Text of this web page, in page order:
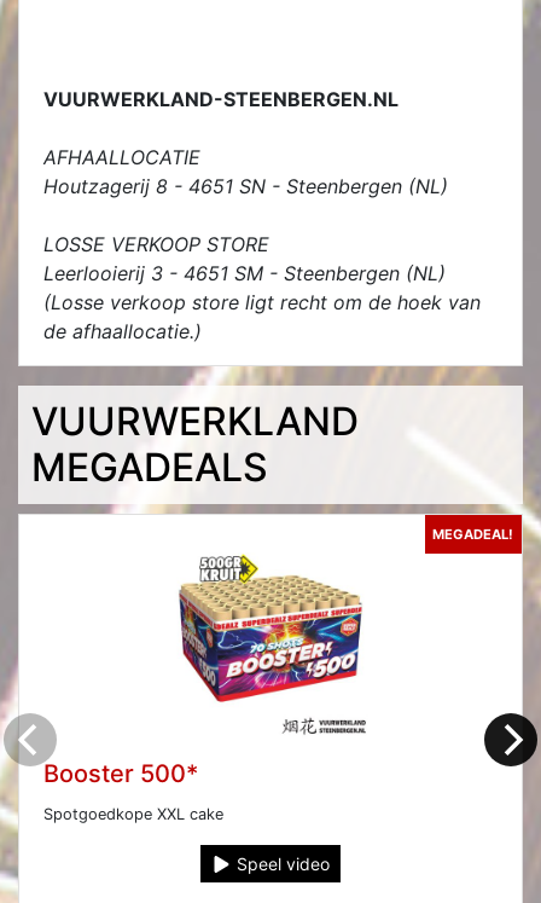
VUURWERKLAND-STEENBERGEN.NL
AFHAALLOCATIE
Houtzagerij 8 - 4651 SN - Steenbergen (NL)
LOSSE VERKOOP STORE
Leerlooierij 3 - 4651 SM - Steenbergen (NL)
(Losse verkoop store ligt recht om de hoek van
de afhaallocatie.)
VUURWERKLAND
MEGADEALS
MEGADEAL!
Booster 500*
Spotgoedkope XXL cake
Speel video